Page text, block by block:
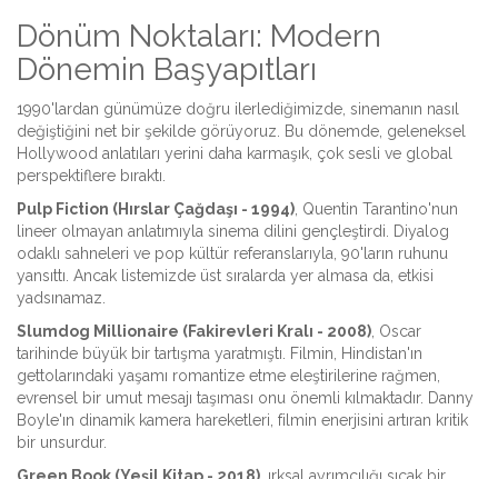
Dönüm Noktaları: Modern
Dönemin Başyapıtları
1990'lardan günümüze doğru ilerlediğimizde, sinemanın nasıl
değiştiğini net bir şekilde görüyoruz. Bu dönemde, geleneksel
Hollywood anlatıları yerini daha karmaşık, çok sesli ve global
perspektiflere bıraktı.
Pulp Fiction (Hırslar Çağdaşı - 1994), Quentin Tarantino'nun
lineer olmayan anlatımıyla sinema dilini gençleştirdi. Diyalog
odaklı sahneleri ve pop kültür referanslarıyla, 90'ların ruhunu
yansıttı. Ancak listemizde üst sıralarda yer almasa da, etkisi
yadsınamaz.
Slumdog Millionaire (Fakirevleri Kralı - 2008), Oscar
tarihinde büyük bir tartışma yaratmıştı. Filmin, Hindistan'ın
gettolarındaki yaşamı romantize etme eleştirilerine rağmen,
evrensel bir umut mesajı taşıması onu önemli kılmaktadır. Danny
Boyle'ın dinamik kamera hareketleri, filmin enerjisini artıran kritik
bir unsurdur.